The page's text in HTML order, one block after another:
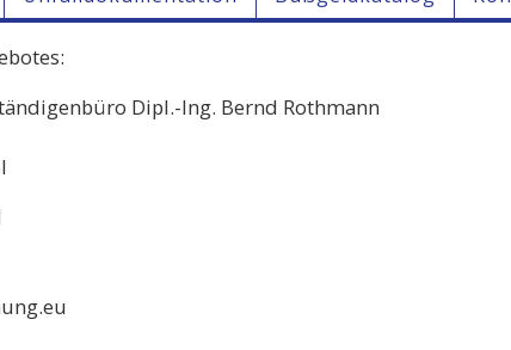
Dipl.-Ing. Bernd Rothmann